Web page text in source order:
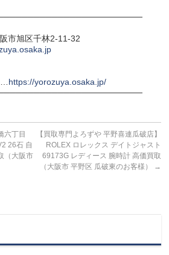
市旭区千林2-11-32
https://yorozuya.osaka.jp/
六丁目
26石 自
（大阪市
【買取専門よろずや 平野喜連瓜破店】
ROLEX ロレックス デイトジャスト
69173G レディース 腕時計 高価買取
（大阪市 平野区 瓜破東のお客様）
→